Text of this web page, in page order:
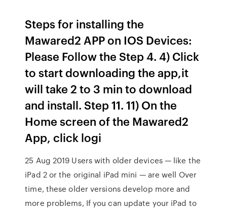
Steps for installing the
Mawared2 APP on IOS Devices:
Please Follow the Step 4. 4) Click
to start downloading the app,it
will take 2 to 3 min to download
and install. Step 11. 11) On the
Home screen of the Mawared2
App, click logi
25 Aug 2019 Users with older devices — like the
iPad 2 or the original iPad mini — are well Over
time, these older versions develop more and
more problems, If you can update your iPad to